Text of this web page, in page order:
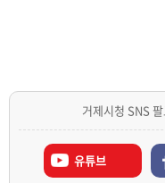
거제시청 SNS
유튜브